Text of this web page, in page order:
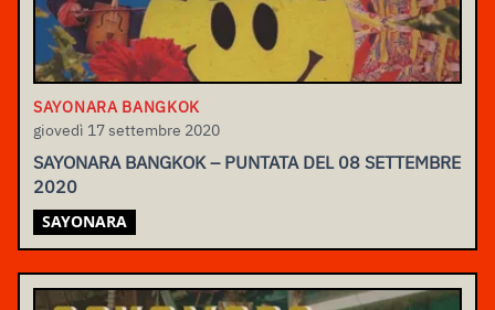
SAYONARA BANGKOK
giovedì 17 settembre 2020
SAYONARA BANGKOK – PUNTATA DEL 08 SETTEMBRE
2020
SAYONARA